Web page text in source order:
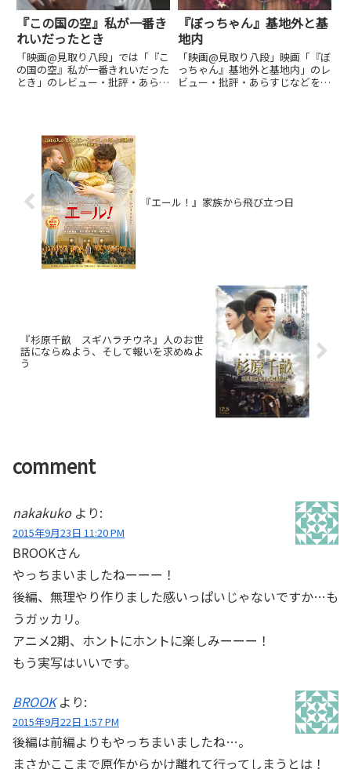
『この国の空』私が一番き
れいだったとき
「映画@見取り八段」では「『こ
の国の空』私が一番きれいだった
とき」のレビュー・批評・あらす
『ぼっちゃん』基地外と基
地内
「映画@見取り八段」映画「『ぼ
っちゃん』基地外と基地内」のレ
ビュー・批評・あらすじなどをお
『エール！』家族から飛び立つ日
『杉原千畝 スギハラチウネ』人のお世
話にならぬよう、そして報いを求めぬよ
う
comment
nakakuko より:
2015年9月23日 11:20 PM
BROOKさん
やっちまいましたねーーー！
後編、無理やり作りました感いっぱいじゃないですか…も
うガッカリ。
アニメ2期、ホントにホントに楽しみーーー！
もう実写はいいです。
BROOK より:
2015年9月22日 1:57 PM
後編は前編よりもやっちまいましたね…。
まさかここまで原作からかけ離れて行ってしまうとは！